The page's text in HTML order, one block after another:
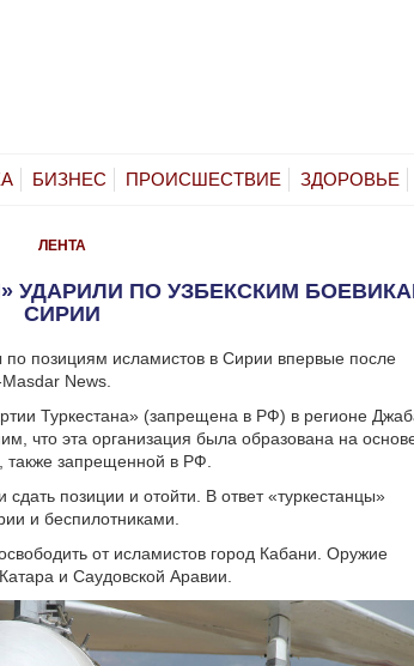
БИЗНЕС ПРОИСШЕСТВИЕ ЗДОРОВЬЕ
ЛЕНТА
УДАРИЛИ ПО УЗБЕКСКИМ
СИРИИ
по позициям исламистов в Сирии впервые после
News.
Туркестана» (запрещена в РФ) в регионе
что эта организация была образована на
также запрещенной в РФ.
позиции и отойти. В ответ «туркестанцы»
и беспилотниками.
от исламистов город Кабани. Оружие
и Саудовской Аравии.